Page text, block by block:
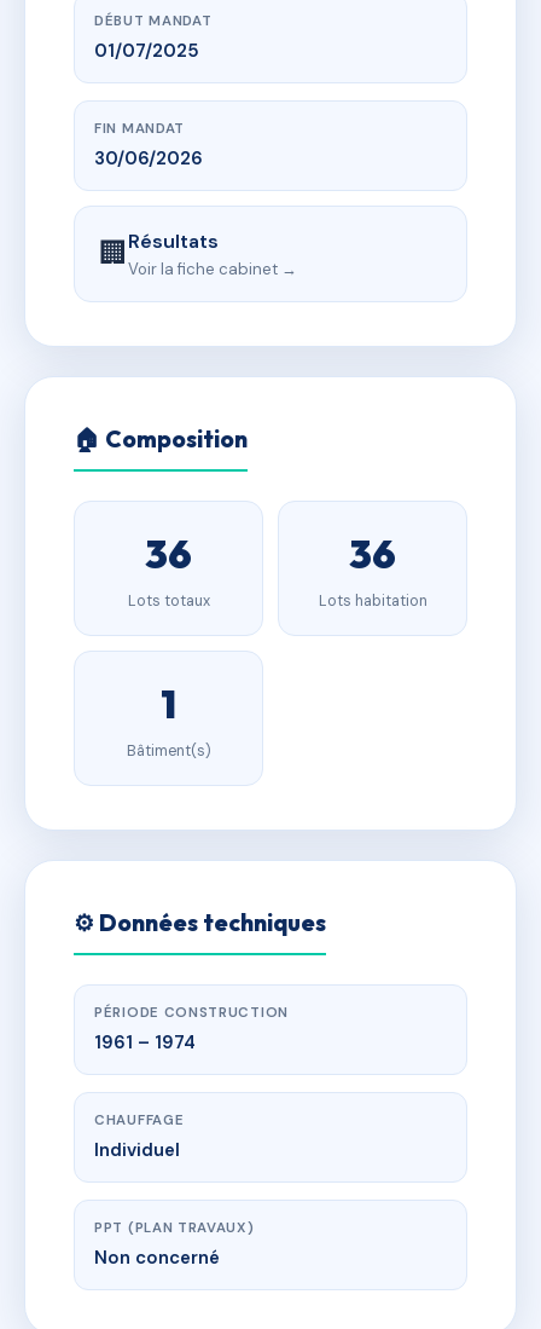
DÉBUT MANDAT
01/07/2025
FIN MANDAT
30/06/2026
🏢Résultats
Voir la fiche cabinet →
🏠 Composition
36
Lots totaux
36
Lots habitation
1
Bâtiment(s)
⚙️ Données techniques
PÉRIODE CONSTRUCTION
1961 – 1974
CHAUFFAGE
Individuel
PPT (PLAN TRAVAUX)
Non concerné